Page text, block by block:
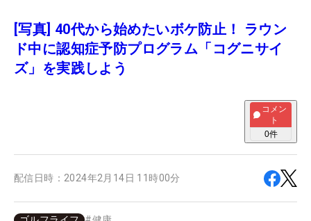
[写真] 40代から始めたいボケ防止！ ラウン
ド中に認知症予防プログラム「コグニサイ
ズ」を実践しよう
コメン
ト
0件
配信日時： 2024年2月14日 11時00分